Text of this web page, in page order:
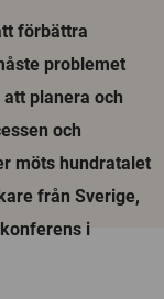
förbättra
problemet
planera och
och
möts hundratalet
från Sverige,
i